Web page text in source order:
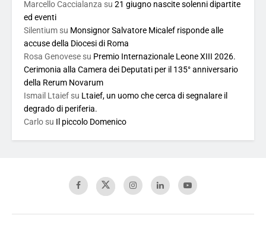
Marcello Caccialanza su 21 giugno nascite solenni dipartite
ed eventi
Silentium su Monsignor Salvatore Micalef risponde alle
accuse della Diocesi di Roma
Rosa Genovese su Premio Internazionale Leone XIII 2026.
Cerimonia alla Camera dei Deputati per il 135° anniversario
della Rerum Novarum
Ismail Ltaief su Ltaief, un uomo che cerca di segnalare il
degrado di periferia.
Carlo su Il piccolo Domenico